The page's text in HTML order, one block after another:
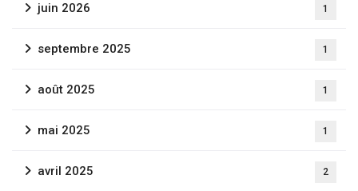
juin 2026 1
septembre 2025 1
août 2025 1
mai 2025 1
avril 2025 2